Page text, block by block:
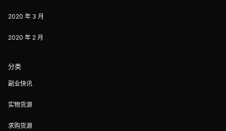
2020 年 3 月
2020 年 2 月
分类
副业快讯
实物货源
求购货源